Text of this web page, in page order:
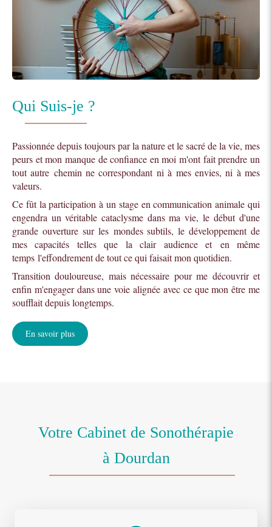
Qui Suis-je ?
Passionnée depuis toujours par la nature et le sacré de la vie, mes
peurs et mon manque de confiance en moi m'ont fait prendre un
tout autre chemin ne correspondant ni à mes envies, ni à mes
valeurs.
Ce fût la participation à un stage en communication animale qui
engendra un véritable cataclysme dans ma vie, le début d'une
grande ouverture sur les mondes subtils, le développement de
mes capacités telles que la clair audience et en même
temps l'effondrement de tout ce qui faisait mon quotidien.
Transition douloureuse, mais nécessaire pour me découvrir et
enfin m'engager dans une voie alignée avec ce que mon être me
soufflait depuis longtemps.
En savoir plus
Votre Cabinet de Sonothérapie
à Dourdan